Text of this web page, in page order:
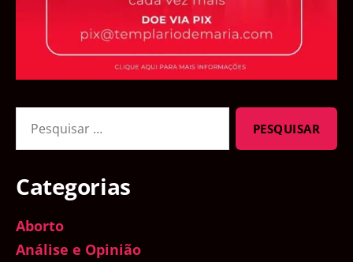
por:
Categorias
Aborto
Análise e Opinião